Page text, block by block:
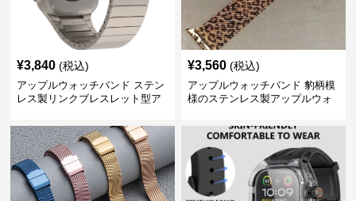
¥3,840 (税込)
アップルウォッチバンド ステン
レス製リンクブレスレット型ア
¥3,560 (税込)
アップルウォッチバンド 豹柄模
様のステンレス製アップルウォ